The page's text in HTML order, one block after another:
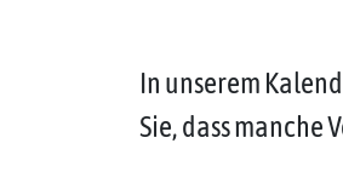
In unserem
Sie, dass